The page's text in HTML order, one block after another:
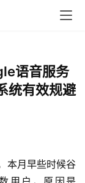
语音服务
统有效规避
本月早些时候谷